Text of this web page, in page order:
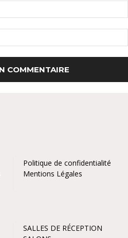
Politique de confidentialité
Mentions Légales
SALLES DE RÉCEPTION